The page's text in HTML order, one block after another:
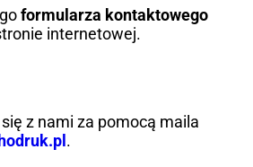
formularza kontaktowego
internetowej.
z nami za pomocą maila
.